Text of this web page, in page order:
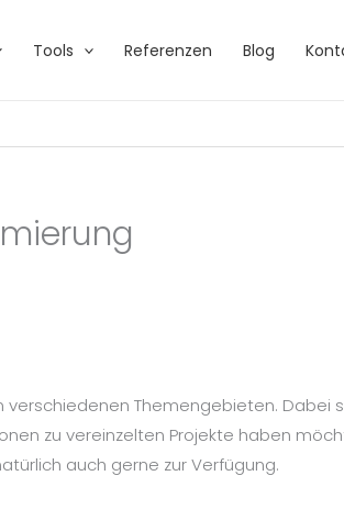
Tools Referenzen Blog
Themengebieten.
zu vereinzelten Projekte haben
auch gerne zur Verfügung.